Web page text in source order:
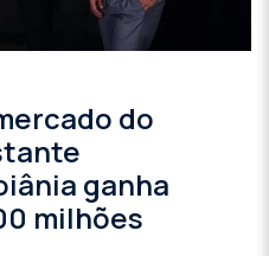
do
ganha
milhões